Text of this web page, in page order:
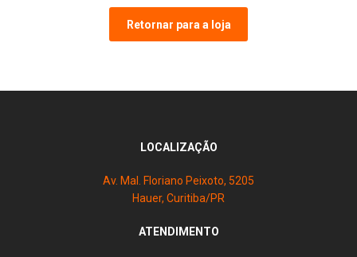
Retornar para a loja
LOCALIZAÇÃO
Av. Mal. Floriano Peixoto, 5205
Hauer, Curitiba/PR
ATENDIMENTO